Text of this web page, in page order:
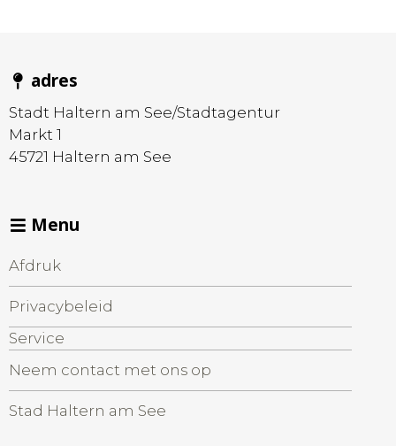
adres
Stadt Haltern am See/Stadtagentur
Markt 1
45721 Haltern am See
Menu
Afdruk
Privacybeleid
Service
Neem contact met ons op
Stad Haltern am See